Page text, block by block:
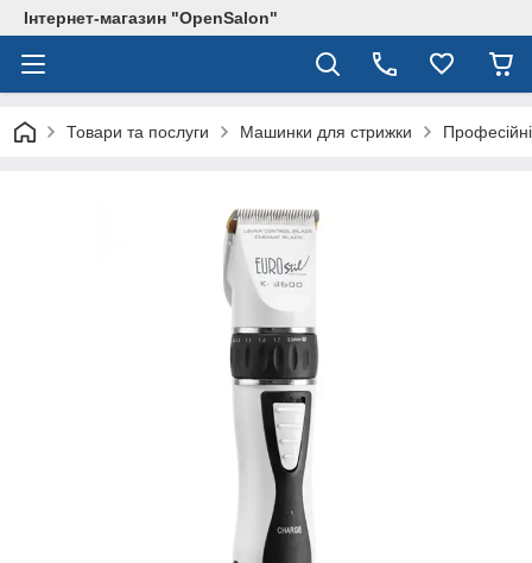
Інтернет-магазин "OpenSalon"
Товари та послуги Машинки для стрижки